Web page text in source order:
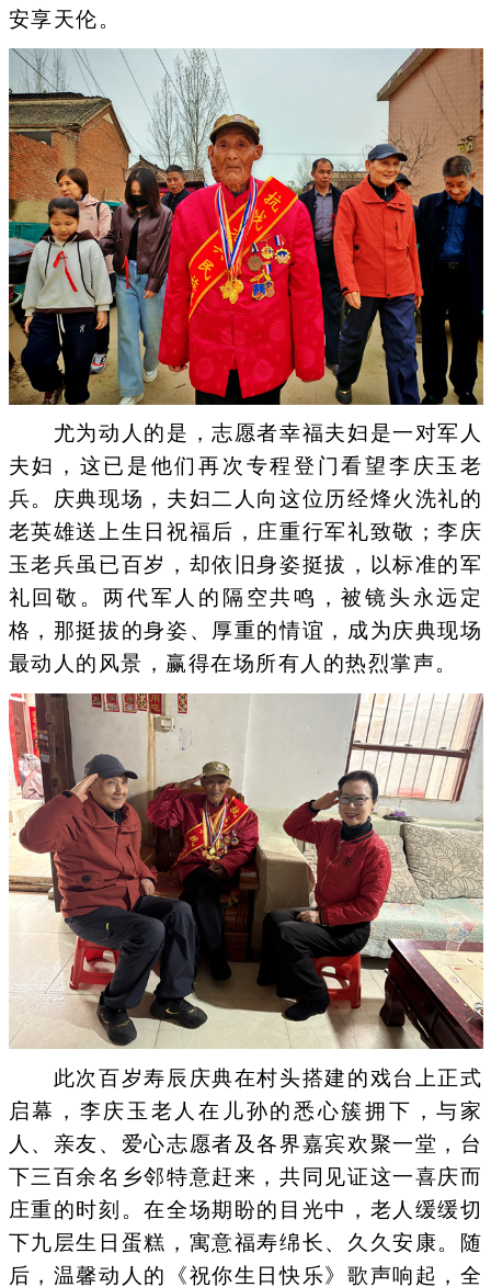
安享天伦。
尤为动人的是，志愿者幸福夫妇是一对军人
夫妇，这已是他们再次专程登门看望李庆玉老
兵。庆典现场，夫妇二人向这位历经烽火洗礼的
老英雄送上生日祝福后，庄重行军礼致敬；李庆
玉老兵虽已百岁，却依旧身姿挺拔，以标准的军
礼回敬。两代军人的隔空共鸣，被镜头永远定
格，那挺拔的身姿、厚重的情谊，成为庆典现场
最动人的风景，赢得在场所有人的热烈掌声。
此次百岁寿辰庆典在村头搭建的戏台上正式
启幕，李庆玉老人在儿孙的悉心簇拥下，与家
人、亲友、爱心志愿者及各界嘉宾欢聚一堂，台
下三百余名乡邻特意赶来，共同见证这一喜庆而
庄重的时刻。在全场期盼的目光中，老人缓缓切
下九层生日蛋糕，寓意福寿绵长、久久安康。随
后，温馨动人的《祝你生日快乐》歌声响起，全